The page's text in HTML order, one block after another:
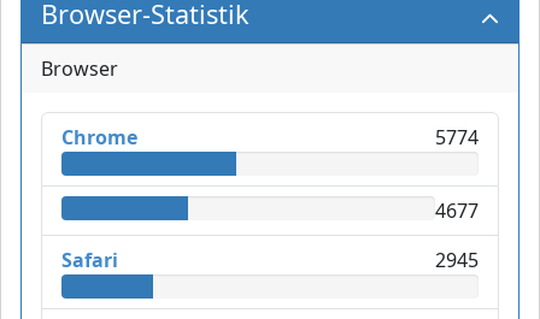
Browser-Statistik
Browser
Chrome 5774
4677
Safari
2945